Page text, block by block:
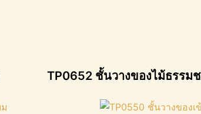
TP0652 ชั้นวางของไม้ธรรม